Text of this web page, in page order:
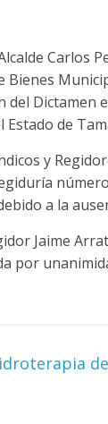
Carlos
Bienes
Dictamen
de
y
a la
Jaime
por